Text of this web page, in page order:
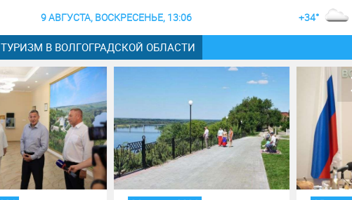
9 АВГУСТА, ВОСКРЕСЕНЬЕ, 13:06 +34°
ТУРИЗМ В ВОЛГОГРАДСКОЙ ОБЛАСТИ